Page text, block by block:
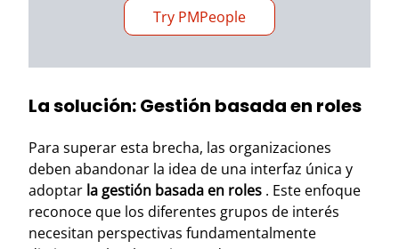
Try PMPeople
La solución: Gestión basada en roles
Para superar esta brecha, las organizaciones
deben abandonar la idea de una interfaz única y
adoptar la gestión basada en roles . Este enfoque
reconoce que los diferentes grupos de interés
necesitan perspectivas fundamentalmente